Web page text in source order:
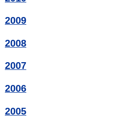
2009
2008
2007
2006
2005